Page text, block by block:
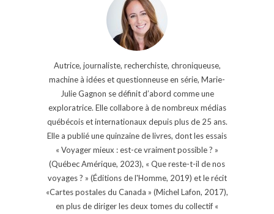
Autrice, journaliste, recherchiste, chroniqueuse,
machine à idées et questionneuse en série, Marie-
Julie Gagnon se définit d’abord comme une
exploratrice. Elle collabore à de nombreux médias
québécois et internationaux depuis plus de 25 ans.
Elle a publié une quinzaine de livres, dont les essais
« Voyager mieux : est-ce vraiment possible ? »
(Québec Amérique, 2023), « Que reste-t-il de nos
voyages ? » (Éditions de l'Homme, 2019) et le récit
«Cartes postales du Canada » (Michel Lafon, 2017),
en plus de diriger les deux tomes du collectif «